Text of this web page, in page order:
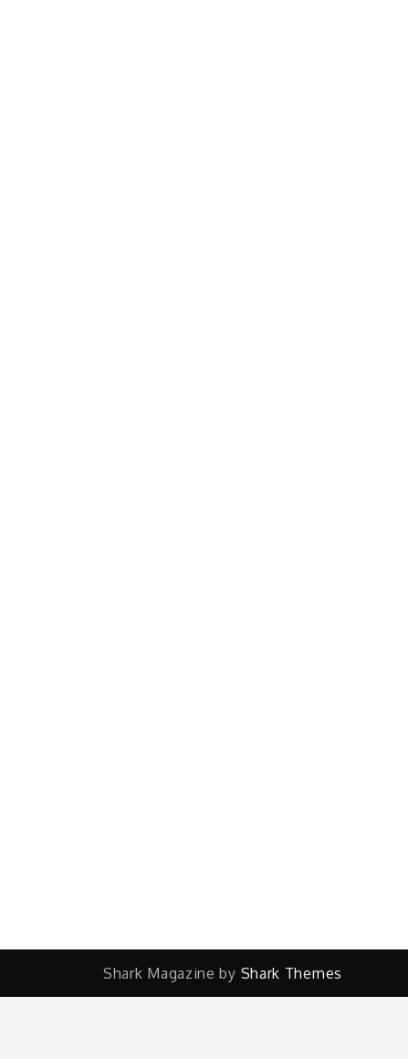
Shark Magazine by Shark Themes